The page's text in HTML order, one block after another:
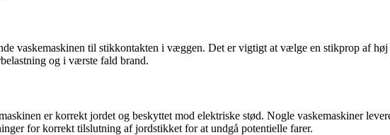
vaskemaskinen til stikkontakten i væggen. Det er vigtigt at vælge en stikprop af
og i værste fald brand.
er korrekt jordet og beskyttet mod elektriske stød. Nogle vaskemaskiner
for korrekt tilslutning af jordstikket for at undgå potentielle farer.